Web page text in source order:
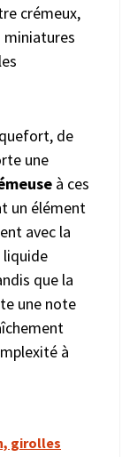
crémeux,
miniatures
de
une
à ces
un élément
avec la
que la
une note
à
girolles